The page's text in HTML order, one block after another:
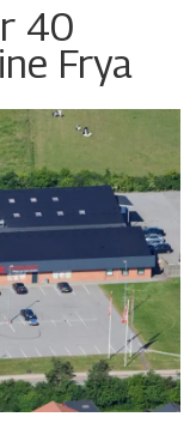
40
Frya